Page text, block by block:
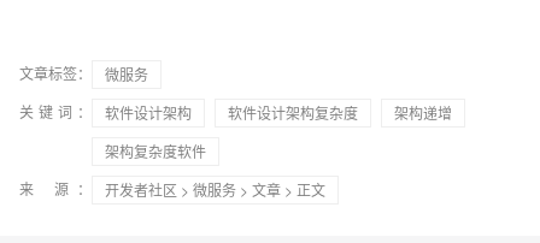
文章标签：
微服务
关键词：
软件设计架构 软件设计架构复杂度
架构递增
架构复杂度软件
来 源：
开发者社区 > 微服务 > 文章 > 正文